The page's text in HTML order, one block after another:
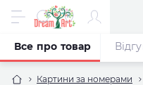
Картини за номерами
Все про товар